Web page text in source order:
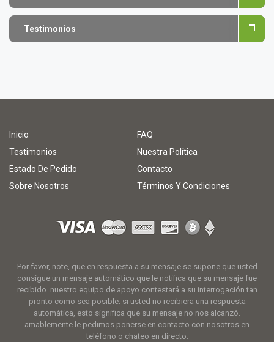
Testimonios
Inicio
FAQ
Testimonios
Nuestra Política
Estado De Pedido
Contacto
Sobre Nosotros
Términos Y Condiciones
Por favor, note, que en respuesta a su mensaje se supone que usted
consigue un mensaje automático que le notifica que su mensaje fue
recibido. nuestro equipo de apoyo contestará a su interrogación tan
pronto como sea posible. si usted no recibiera una respuesta
automática, esto significa que su mensaje no nos alcanzó.
amablemente le pedimos ponerse en contacto con nosotros en
teléfono o chateo en directo.